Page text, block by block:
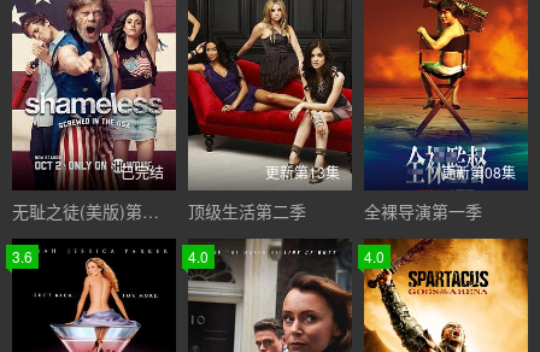
已完结
无耻之徒(美版)第七季
更新第13集
顶级生活第二季
更新第08集
全裸导演第一季
3.6 4.0 4.0